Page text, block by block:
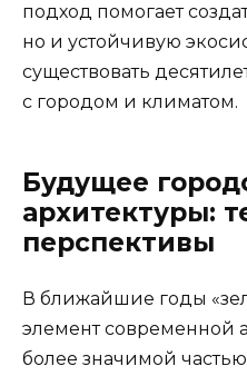
подход помогает
но и устойчивую
существовать
с городом и климатом.
Будущее
архитектуры:
перспективы
В ближайшие годы
элемент современной
более значимой